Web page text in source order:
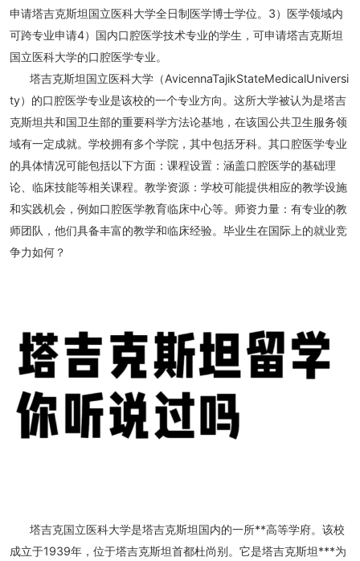
申请塔吉克斯坦国立医科大学全日制医学博士学位。3）医学领域内
可跨专业申请4）国内口腔医学技术专业的学生，可申请塔吉克斯坦
国立医科大学的口腔医学专业。
塔吉克斯坦国立医科大学（AvicennaTajikStateMedicalUniversi
ty）的口腔医学专业是该校的一个专业方向。这所大学被认为是塔吉
克斯坦共和国卫生部的重要科学方法论基地，在该国公共卫生服务领
域有一定成就。学校拥有多个学院，其中包括牙科。其口腔医学专业
的具体情况可能包括以下方面：课程设置：涵盖口腔医学的基础理
论、临床技能等相关课程。教学资源：学校可能提供相应的教学设施
和实践机会，例如口腔医学教育临床中心等。师资力量：有专业的教
师团队，他们具备丰富的教学和临床经验。毕业生在国际上的就业竞
争力如何？
塔吉克国立医科大学是塔吉克斯坦国内的一所**高等学府。该校
成立于1939年，位于塔吉克斯坦首都杜尚别。它是塔吉克斯坦***为